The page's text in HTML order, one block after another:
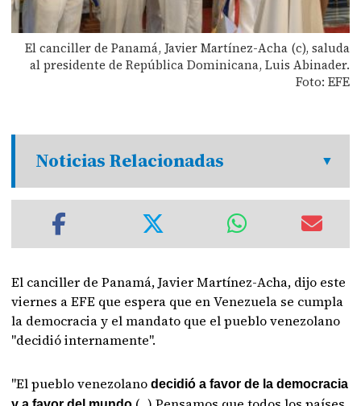
El canciller de Panamá, Javier Martínez-Acha (c), saluda
al presidente de República Dominicana, Luis Abinader.
Foto: EFE
Noticias Relacionadas
El canciller de Panamá, Javier Martínez-Acha, dijo este
viernes a EFE que espera que en Venezuela se cumpla
la democracia y el mandato que el pueblo venezolano
"decidió internamente".
"El pueblo venezolanodecidió a favor de la democracia